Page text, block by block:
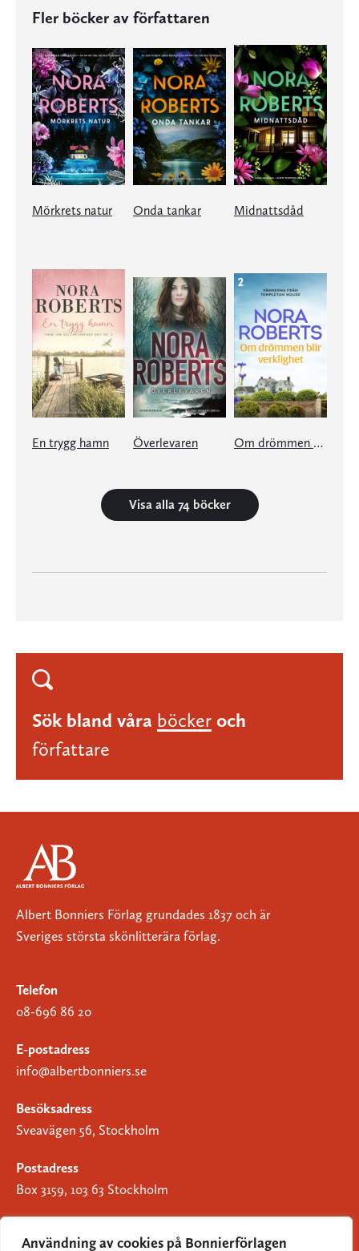
Användning av cookies på Bonnierförlagen
Fler böcker av författaren
Mörkrets natur Onda tankar Midnattsdåd
En trygg hamn Överlevaren Om drömmen blir verklighet
Visa alla 74 böcker
Sök bland våra böcker och
författare
Albert Bonniers Förlag grundades 1837 och är
Sveriges största skönlitterära förlag.
Telefon
08-696 86 20
E-postadress
info@albertbonniers.se
Besöksadress
Sveavägen 56, Stockholm
Postadress
Box 3159, 103 63 Stockholm